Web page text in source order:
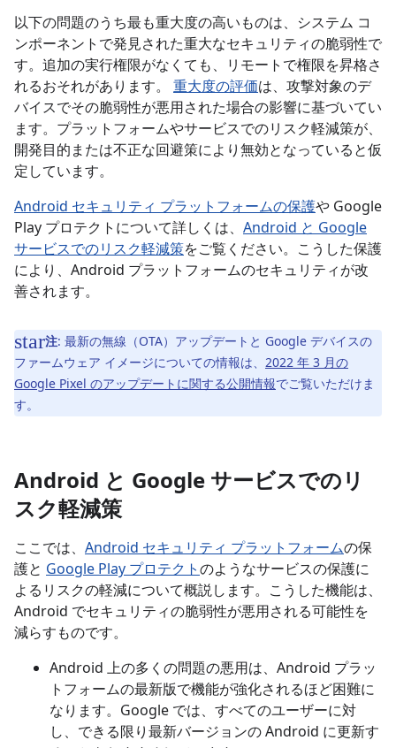
以下の問題のうち最も重大度の高いものは、システム コ
ンポーネントで発見された重大なセキュリティの脆弱性で
す。追加の実行権限がなくても、リモートで権限を昇格さ
れるおそれがあります。 重大度の評価は、攻撃対象のデ
バイスでその脆弱性が悪用された場合の影響に基づいてい
ます。プラットフォームやサービスでのリスク軽減策が、
開発目的または不正な回避策により無効となっていると仮
定しています。
Android セキュリティ プラットフォームの保護や Google
Play プロテクトについて詳しくは、 Android と Google
サービスでのリスク軽減策をご覧ください。こうした保護
により、Android プラットフォームのセキュリティが改
善されます。
注: 最新の無線（OTA）アップデートと Google デバイスの
ファームウェア イメージについての情報は、 2022 年 3 月の
Google Pixel のアップデートに関する公開情報でご覧いただけま
す。
Android と Google サービスでのリ
スク軽減策
ここでは、 Android セキュリティ プラットフォームの保
護と Google Play プロテクトのようなサービスの保護に
よるリスクの軽減について概説します。こうした機能は、
Android でセキュリティの脆弱性が悪用される可能性を
減らすものです。
Android 上の多くの問題の悪用は、Android プラッ
トフォームの最新版で機能が強化されるほど困難に
なります。Google では、すべてのユーザーに対
し、できる限り最新バージョンの Android に更新す